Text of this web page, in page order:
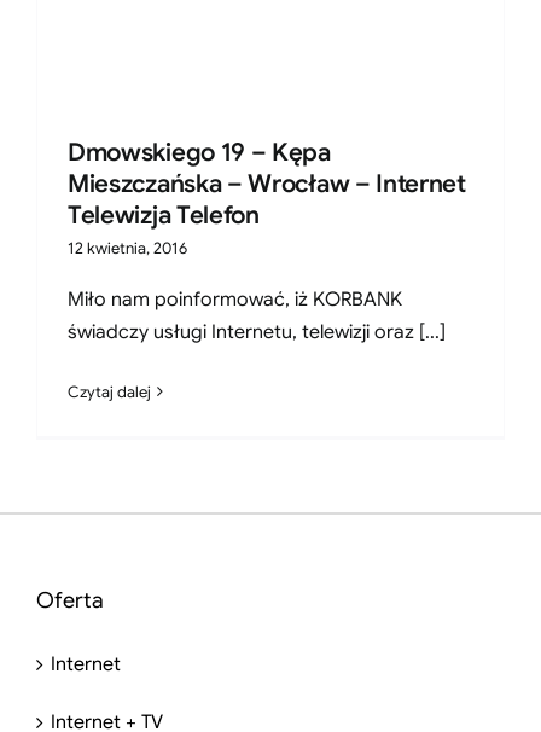
Dmowskiego 19 – Kępa
Mieszczańska – Wrocław – Internet
Telewizja Telefon
12 kwietnia, 2016
Miło nam poinformować, iż KORBANK
świadczy usługi Internetu, telewizji oraz [...]
Czytaj dalej
Oferta
Internet
Internet + TV